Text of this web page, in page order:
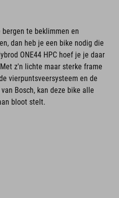
te beklimmen en
dan heb je een bike nodig die
ONE44 HPC hoef je je daar
z'n lichte maar sterke frame
vierpuntsveersysteem en de
Bosch, kan deze bike alle
bloot stelt.